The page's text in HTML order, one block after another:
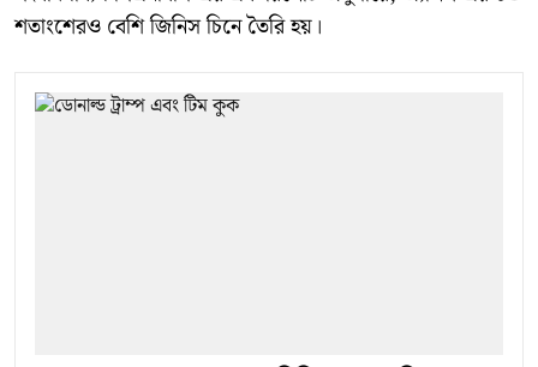
শতাংশেরও বেশি জিনিস চিনে তৈরি হয়।